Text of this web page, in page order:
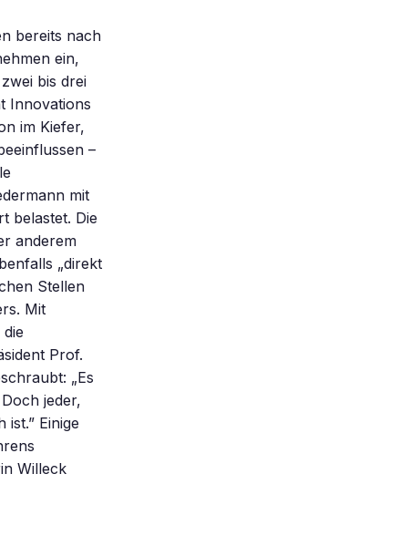
bereits nach
ein,
bis drei
Innovations
im Kiefer,
–
mit
belastet. Die
anderem
„direkt
Stellen
Mit
Prof.
„Es
jeder,
Einige
Willeck